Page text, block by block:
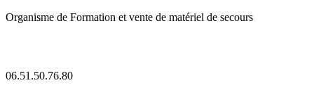
Organisme de Formation et vente de matériel de secours
06.51.50.76.80